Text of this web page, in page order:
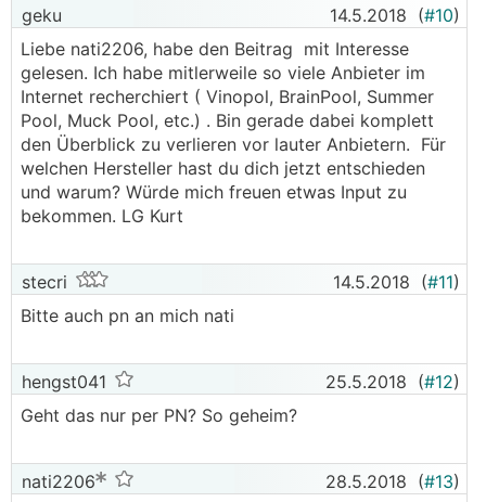
geku 14.5.2018 (#10)
Liebe nati2206, habe den Beitrag mit Interesse
gelesen. Ich habe mitlerweile so viele Anbieter im
Internet recherchiert ( Vinopol, BrainPool, Summer
Pool, Muck Pool, etc.) . Bin gerade dabei komplett
den Überblick zu verlieren vor lauter Anbietern. Für
welchen Hersteller hast du dich jetzt entschieden
und warum? Würde mich freuen etwas Input zu
bekommen. LG Kurt
stecri 14.5.2018 (#11)
Bitte auch pn an mich nati
hengst041 25.5.2018 (#12)
Geht das nur per PN? So geheim?
nati2206 28.5.2018 (#13)